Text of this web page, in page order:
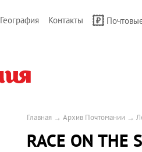
География Контакты
Главная → Архив Почтомании →
RACE ON THE